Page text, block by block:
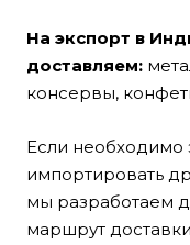
На экспорт в
доставляем:
консервы,
Если необходимо
импортировать
мы разработаем
маршрут